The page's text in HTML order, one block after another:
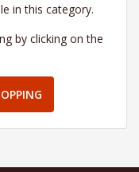
in this category.
by clicking on the